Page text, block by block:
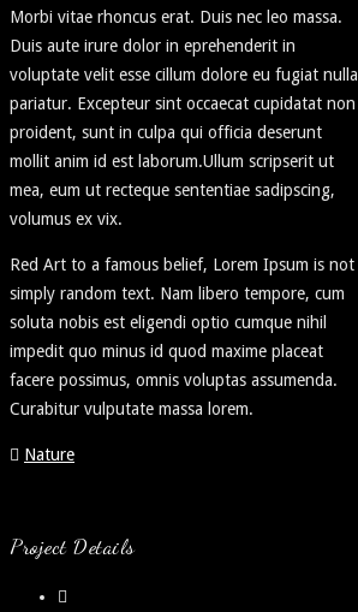
Morbi vitae rhoncus erat. Duis nec leo massa.
Duis aute irure dolor in eprehenderit in
voluptate velit esse cillum dolore eu fugiat nulla
pariatur. Excepteur sint occaecat cupidatat non
proident, sunt in culpa qui officia deserunt
mollit anim id est laborum.Ullum scripserit ut
mea, eum ut recteque sententiae sadipscing,
volumus ex vix.
Red Art to a famous belief, Lorem Ipsum is not
simply random text. Nam libero tempore, cum
soluta nobis est eligendi optio cumque nihil
impedit quo minus id quod maxime placeat
facere possimus, omnis voluptas assumenda.
Curabitur vulputate massa lorem.
Nature
Project Details